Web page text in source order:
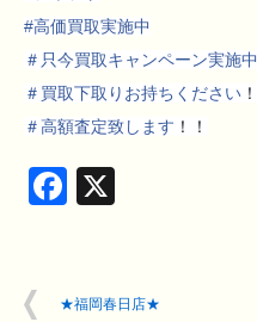
#高価買取実施中
＃ 只今買取キャンペーン実施中
＃ 買取下取りお持ちください ！
＃高額査定致します ！！
Facebook
★福岡春日店★